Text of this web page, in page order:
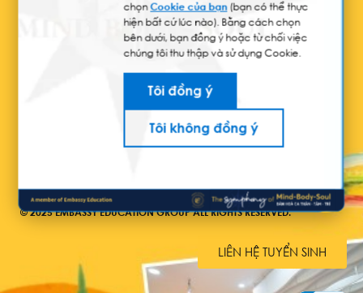
chọnCookie của bạn(bạn có thể thực
hiện bất cứ lúc nào). Bằng cách chọn
bên dưới, bạn đồng ý hoặc từ chối việc
chúng tôi thu thập và sử dụng Cookie.
Tôi đồng ý
Tôi không đồng ý
LIÊN HỆ TUYỂN SINH
© 2025 EMBASSY EDUCATION GROUP ALL RIGHTS RESERVED.